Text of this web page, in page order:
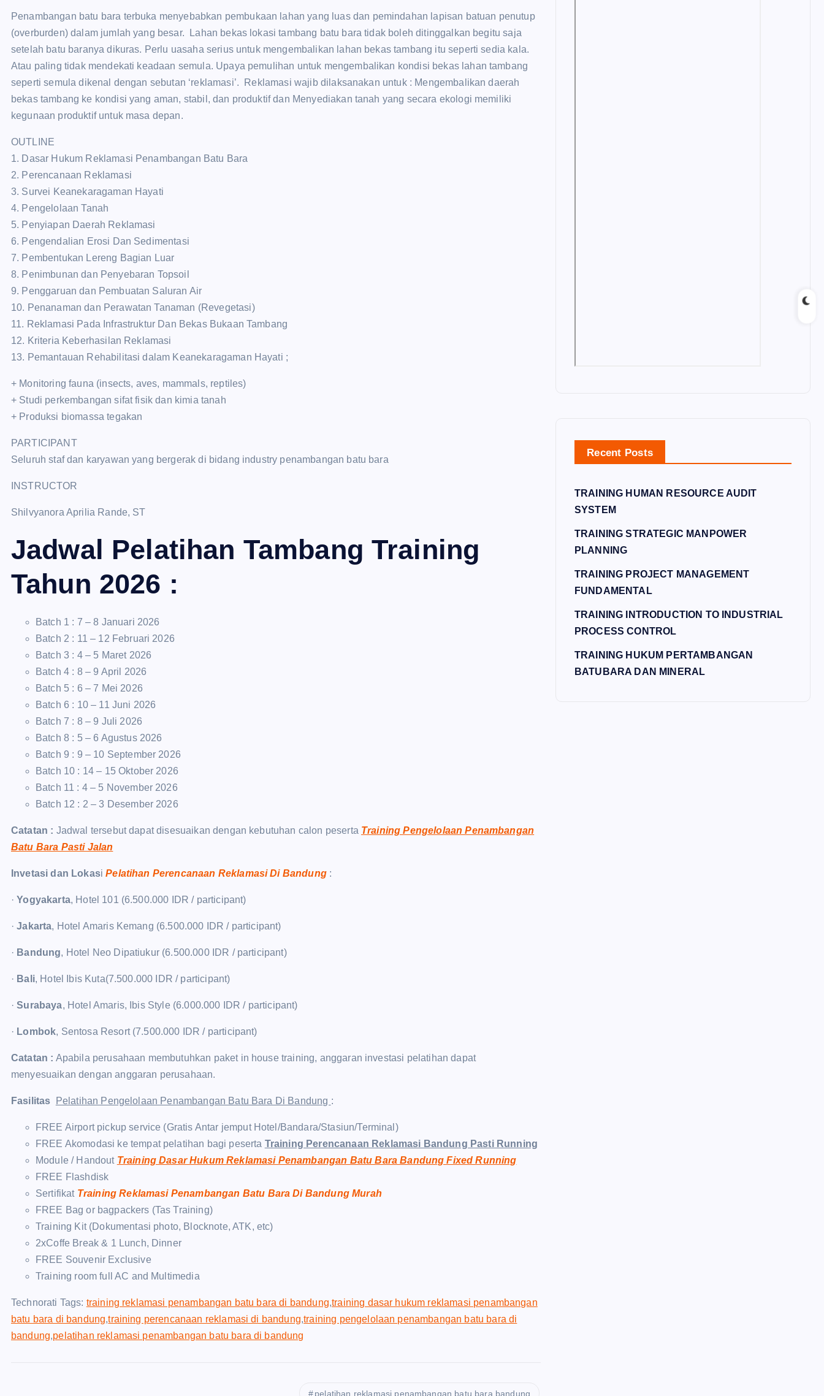
Penambangan batu bara terbuka menyebabkan pembukaan lahan yang luas dan pemindahan lapisan batuan penutup
(overburden) dalam jumlah yang besar. Lahan bekas lokasi tambang batu bara tidak boleh ditinggalkan begitu saja
setelah batu baranya dikuras. Perlu uasaha serius untuk mengembalikan lahan bekas tambang itu seperti sedia kala.
Atau paling tidak mendekati keadaan semula. Upaya pemulihan untuk mengembalikan kondisi bekas lahan tambang
seperti semula dikenal dengan sebutan ‘reklamasi’. Reklamasi wajib dilaksanakan untuk : Mengembalikan daerah
bekas tambang ke kondisi yang aman, stabil, dan produktif dan Menyediakan tanah yang secara ekologi memiliki
kegunaan produktif untuk masa depan.
OUTLINE
1. Dasar Hukum Reklamasi Penambangan Batu Bara
2. Perencanaan Reklamasi
3. Survei Keanekaragaman Hayati
4. Pengelolaan Tanah
5. Penyiapan Daerah Reklamasi
6. Pengendalian Erosi Dan Sedimentasi
7. Pembentukan Lereng Bagian Luar
8. Penimbunan dan Penyebaran Topsoil
9. Penggaruan dan Pembuatan Saluran Air
10. Penanaman dan Perawatan Tanaman (Revegetasi)
11. Reklamasi Pada Infrastruktur Dan Bekas Bukaan Tambang
12. Kriteria Keberhasilan Reklamasi
13. Pemantauan Rehabilitasi dalam Keanekaragaman Hayati ;
+ Monitoring fauna (insects, aves, mammals, reptiles)
+ Studi perkembangan sifat fisik dan kimia tanah
+ Produksi biomassa tegakan
PARTICIPANT
Seluruh staf dan karyawan yang bergerak di bidang industry penambangan batu bara
INSTRUCTOR
Shilvyanora Aprilia Rande, ST
Jadwal Pelatihan Tambang Training
Tahun 2026 :
Batch 1 : 7 – 8 Januari 2026
Batch 2 : 11 – 12 Februari 2026
Batch 3 : 4 – 5 Maret 2026
Batch 4 : 8 – 9 April 2026
Batch 5 : 6 – 7 Mei 2026
Batch 6 : 10 – 11 Juni 2026
Batch 7 : 8 – 9 Juli 2026
Batch 8 : 5 – 6 Agustus 2026
Batch 9 : 9 – 10 September 2026
Batch 10 : 14 – 15 Oktober 2026
Batch 11 : 4 – 5 November 2026
Batch 12 : 2 – 3 Desember 2026
Catatan : Jadwal tersebut dapat disesuaikan dengan kebutuhan calon peserta Training Pengelolaan Penambangan
Batu Bara Pasti Jalan
Invetasi dan LokasiPelatihan Perencanaan Reklamasi Di Bandung :
·Yogyakarta, Hotel 101 (6.500.000 IDR / participant)
·Jakarta, Hotel Amaris Kemang (6.500.000 IDR / participant)
· Bandung, Hotel Neo Dipatiukur (6.500.000 IDR / participant)
· Bali, Hotel Ibis Kuta(7.500.000 IDR / participant)
·Surabaya, Hotel Amaris, Ibis Style (6.000.000 IDR / participant)
· Lombok, Sentosa Resort (7.500.000 IDR / participant)
Catatan : Apabila perusahaan membutuhkan paket in house training, anggaran investasi pelatihan dapat
menyesuaikan dengan anggaran perusahaan.
Fasilitas Pelatihan Pengelolaan Penambangan Batu Bara Di Bandung :
FREE Airport pickup service (Gratis Antar jemput Hotel/Bandara/Stasiun/Terminal)
FREE Akomodasi ke tempat pelatihan bagi peserta Training Perencanaan Reklamasi Bandung Pasti Running
Module / Handout Training Dasar Hukum Reklamasi Penambangan Batu Bara Bandung Fixed Running
FREE Flashdisk
Sertifikat Training Reklamasi Penambangan Batu Bara Di Bandung Murah
FREE Bag or bagpackers (Tas Training)
Training Kit (Dokumentasi photo, Blocknote, ATK, etc)
2xCoffe Break & 1 Lunch, Dinner
FREE Souvenir Exclusive
Training room full AC and Multimedia
Technorati Tags: training reklamasi penambangan batu bara di bandung,training dasar hukum reklamasi penambangan
batu bara di bandung,training perencanaan reklamasi di bandung,training pengelolaan penambangan batu bara di
bandung,pelatihan reklamasi penambangan batu bara di bandung
pelatihan reklamasi penambangan batu bara bandung
Recent Posts
TRAINING HUMAN RESOURCE AUDIT
SYSTEM
TRAINING STRATEGIC MANPOWER
PLANNING
TRAINING PROJECT MANAGEMENT
FUNDAMENTAL
TRAINING INTRODUCTION TO INDUSTRIAL
PROCESS CONTROL
TRAINING HUKUM PERTAMBANGAN
BATUBARA DAN MINERAL